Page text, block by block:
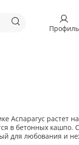
Профиль
Аспарагус растет
в бетонных
для любования и